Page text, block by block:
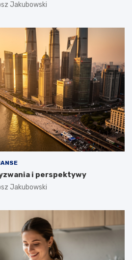
Jakubowski
i perspektywy
Jakubowski